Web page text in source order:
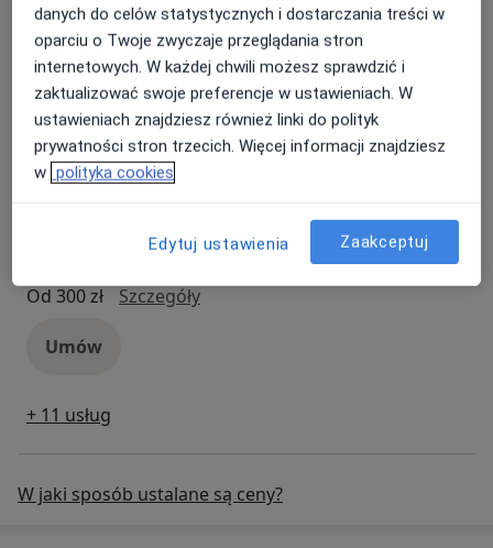
Umów
Konsultacja audiologiczna dzieci
Od 300 zł
Szczegóły konsultacja audiologiczna dzieci
Umów
Popularna
Konsultacja laryngologa dziecięcego
Od 300 zł
Szczegółykonsultacja laryngologa
Umów
Popularna
+ 11 usług
W jaki sposób ustalane są ceny?
danych do celów statystycznych i dostarczania treści w
oparciu o Twoje zwyczaje przeglądania stron
internetowych. W każdej chwili możesz sprawdzić i
zaktualizować swoje preferencje w ustawieniach. W
ustawieniach znajdziesz również linki do polityk
prywatności stron trzecich. Więcej informacji znajdziesz
w polityka cookies
Edytuj ustawienia Zaakceptuj